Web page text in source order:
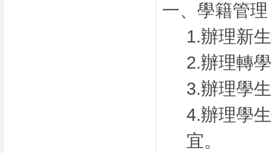
一、學籍管理
1.辦理新
2.辦理轉
3.辦理學
4.辦理學
宜。